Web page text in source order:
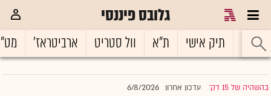
גלובס פיננסי
ראשי תיק אישי ת"א וול סטריט ארביטראז'
בהשהיה של 15 דק' |עדכון אחרון 6/8/2026